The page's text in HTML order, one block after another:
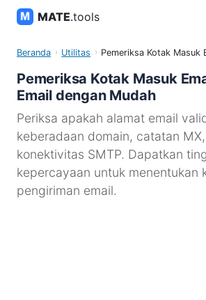
MATE.tools
Beranda Utilitas Pemeriksa Kotak Masuk
Pemeriksa Kotak Masuk
Email dengan Mudah
Periksa apakah alamat email
keberadaan domain, catatan
konektivitas SMTP. Dapatkan
kepercayaan untuk menentukan
pengiriman email.